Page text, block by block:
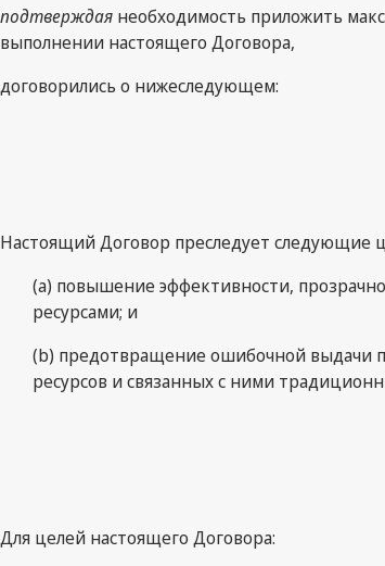
подтверждая необходимость приложить
выполнении настоящего Договора,
договорились о нижеследующем:
Настоящий Договор преследует следующие
(a) повышение эффективности,
ресурсами; и
(b) предотвращение ошибочной выдачи
ресурсов и связанных с ними
Для целей настоящего Договора: